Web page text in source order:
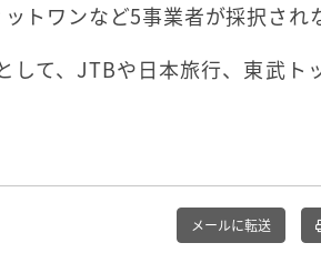
トワンなど5事業者が採択され
て、JTBや日本旅行、東武ト
メールに転送